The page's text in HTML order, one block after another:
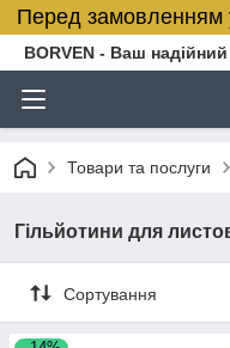
Перед замовленням
BORVEN - Ваш
Товари та послуги
Гільйотини для
Сортування